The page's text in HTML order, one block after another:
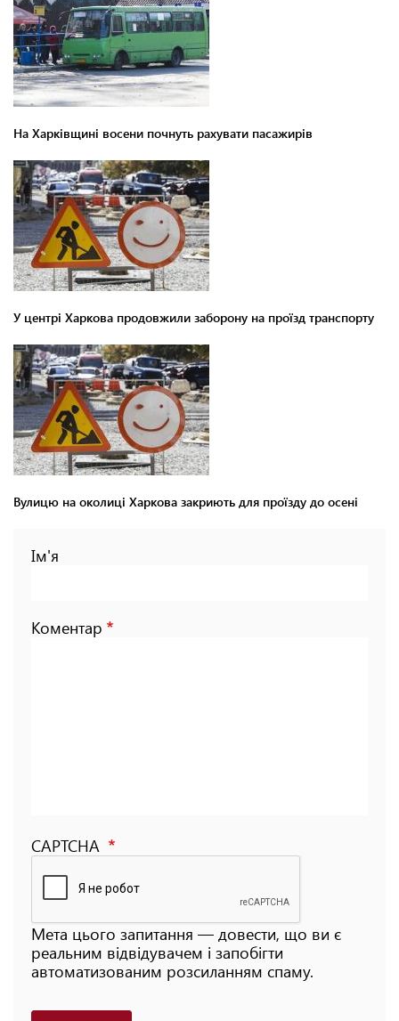
На Харківщині восени почнуть рахувати пасажирів
У центрі Харкова продовжили заборону на проїзд транспорту
Вулицю на околиці Харкова закриють для проїзду до осені
Ім'я
Коментар
CAPTCHA
Мета цього запитання — довести, що ви є
реальним відвідувачем і запобігти
автоматизованим розсиланням спаму.